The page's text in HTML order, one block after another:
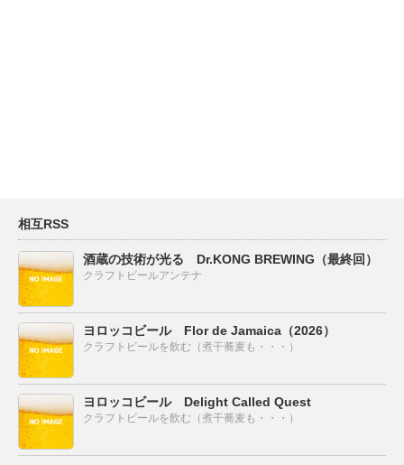
相互RSS
酒蔵の技術が光る Dr.KONG BREWING（最終回）
クラフトビールアンテナ
ヨロッコビール Flor de Jamaica（2026）
クラフトビールを飲む（煮干蕎麦も・・・）
ヨロッコビール Delight Called Quest
クラフトビールを飲む（煮干蕎麦も・・・）